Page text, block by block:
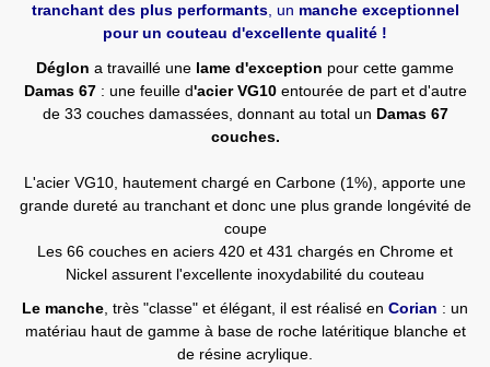
tranchant des plus performants, un manche exceptionnel
pour un couteau d'excellente qualité !
Déglon a travaillé une lame d'exception pour cette gamme
Damas 67: une feuille d'acier VG10entourée de part et d'autre
de 33 couches damassées, donnant au total un Damas 67
couches.
L'acier VG10, hautement chargé en Carbone (1%), apporte une
grande dureté au tranchant et donc une plus grande longévité de
coupe
Les 66 couches en aciers 420 et 431 chargés en Chrome et
Nickel assurent l'excellente inoxydabilité du couteau
Le manche, très "classe" et élégant, il est réalisé en Corian : un
matériau haut de gamme à base de roche latéritique blanche et
de résine acrylique.